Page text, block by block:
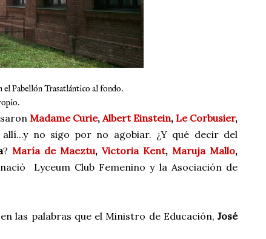
el Pabellón Trasatlántico al fondo.
Madame Curie,Albert Einstein, Le Corbusier,
no sigo por no agobiar. ¿Y qué decir del
? María de Maeztu, Victoria Kent, Maruja Mallo,
Lyceum Club Femenino y la Asociación de
las palabras que el Ministro de Educación,José